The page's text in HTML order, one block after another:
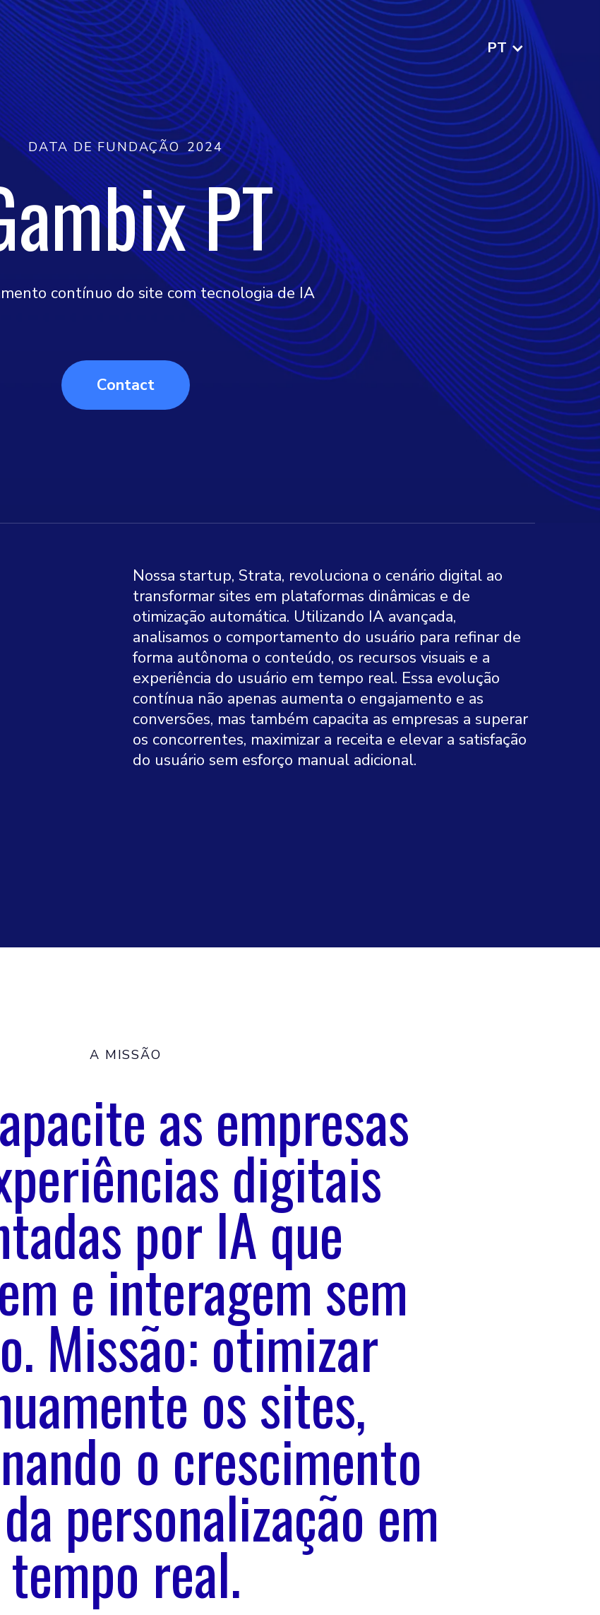
PT
DATA DE FUNDAÇÃO 2024
PT
contínuo do site com tecnologia de IA
Contact
Nossa startup, Strata, revoluciona o cenário digital ao
transformar sites em plataformas dinâmicas e de
otimização automática. Utilizando IA avançada,
analisamos o comportamento do usuário para refinar de
forma autônoma o conteúdo, os recursos visuais e a
experiência do usuário em tempo real. Essa evolução
contínua não apenas aumenta o engajamento e as
conversões, mas também capacita as empresas a superar
os concorrentes, maximizar a receita e elevar a satisfação
do usuário sem esforço manual adicional.
A MISSÃO
as empresas
digitais
por IA que
e interagem sem
Missão: otimizar
os sites,
o crescimento
personalização em
tempo real.